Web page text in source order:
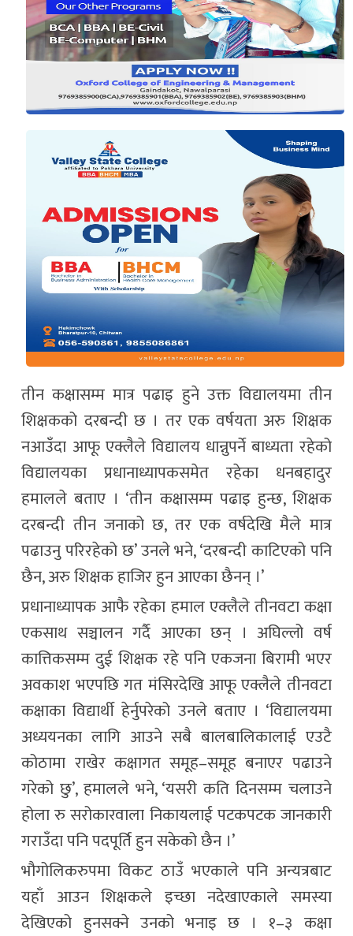
तीन कक्षासम्म मात्र पढाइ हुने उक्त विद्यालयमा तीन
शिक्षकको दरबन्दी छ । तर एक वर्षयता अरु शिक्षक
नआउँदा आफू एक्लैले विद्यालय धान्नुपर्ने बाध्यता रहेको
विद्यालयका प्रधानाध्यापकसमेत रहेका धनबहादुर
हमालले बताए । ‘तीन कक्षासम्म पढाइ हुन्छ, शिक्षक
दरबन्दी तीन जनाको छ, तर एक वर्षदेखि मैले मात्र
पढाउनु परिरहेको छ’ उनले भने, ‘दरबन्दी काटिएको पनि
छैन, अरु शिक्षक हाजिर हुन आएका छैनन् ।’
प्रधानाध्यापक आफै रहेका हमाल एक्लैले तीनवटा कक्षा
एकसाथ सञ्चालन गर्दै आएका छन् । अघिल्लो वर्ष
कात्तिकसम्म दुई शिक्षक रहे पनि एकजना बिरामी भएर
अवकाश भएपछि गत मंसिरदेखि आफू एक्लैले तीनवटा
कक्षाका विद्यार्थी हेर्नुपरेको उनले बताए । ‘विद्यालयमा
अध्ययनका लागि आउने सबै बालबालिकालाई एउटै
कोठामा राखेर कक्षागत समूह–समूह बनाएर पढाउने
गरेको छु’, हमालले भने, ‘यसरी कति दिनसम्म चलाउने
होला रु सरोकारवाला निकायलाई पटकपटक जानकारी
गराउँदा पनि पदपूर्ति हुन सकेको छैन ।’
भौगोलिकरुपमा विकट ठाउँ भएकाले पनि अन्यत्रबाट
यहाँ आउन शिक्षकले इच्छा नदेखाएकाले समस्या
देखिएको हुनसक्ने उनको भनाइ छ । १–३ कक्षा